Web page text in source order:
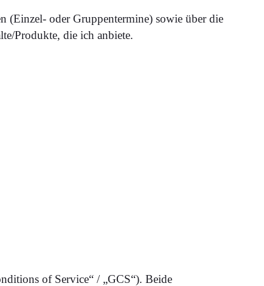
(Einzel- oder Gruppentermine) sowie über die
Produkte, die ich anbiete.
of Service“ / „GCS“). Beide